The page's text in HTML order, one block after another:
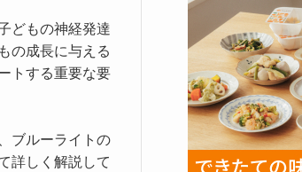
どもの神経発達
の成長に与える
トする重要な要
ブルーライトの
詳しく解説して